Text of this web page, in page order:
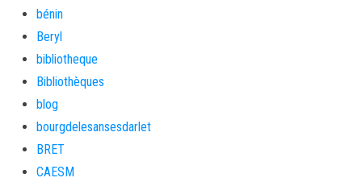
bénin
Beryl
bibliotheque
Bibliothèques
blog
bourgdelesansesdarlet
BRET
CAESM